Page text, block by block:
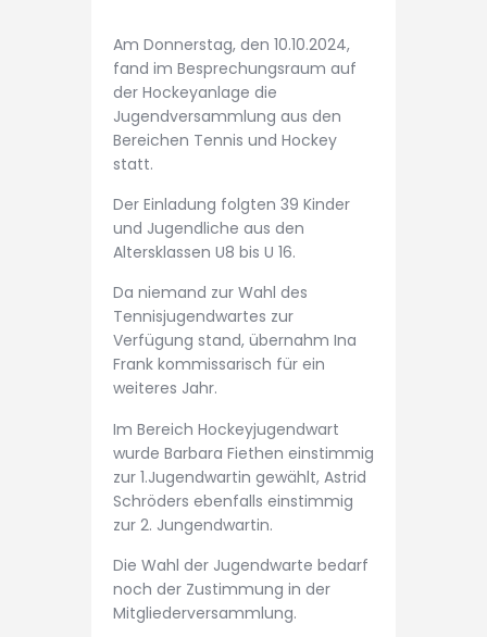
Am Donnerstag, den 10.10.2024,
fand im Besprechungsraum auf
der Hockeyanlage die
Jugendversammlung aus den
Bereichen Tennis und Hockey
statt.
Der Einladung folgten 39 Kinder
und Jugendliche aus den
Altersklassen U8 bis U 16.
Da niemand zur Wahl des
Tennisjugendwartes zur
Verfügung stand, übernahm Ina
Frank kommissarisch für ein
weiteres Jahr.
Im Bereich Hockeyjugendwart
wurde Barbara Fiethen einstimmig
zur 1.Jugendwartin gewählt, Astrid
Schröders ebenfalls einstimmig
zur 2. Jungendwartin.
Die Wahl der Jugendwarte bedarf
noch der Zustimmung in der
Mitgliederversammlung.